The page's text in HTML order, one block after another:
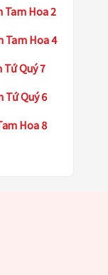
Tam Hoa 2
Tam Hoa 4
Tứ Quý 7
Tứ Quý 6
Hoa 8